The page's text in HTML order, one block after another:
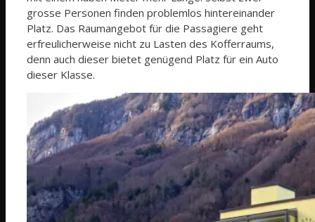
grosse Personen finden problemlos hintereinander
Platz. Das Raumangebot für die Passagiere geht
erfreulicherweise nicht zu Lasten des Kofferraums,
denn auch dieser bietet genügend Platz für ein Auto
dieser Klasse.